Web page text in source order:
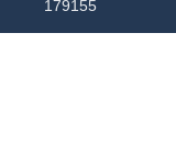
179155